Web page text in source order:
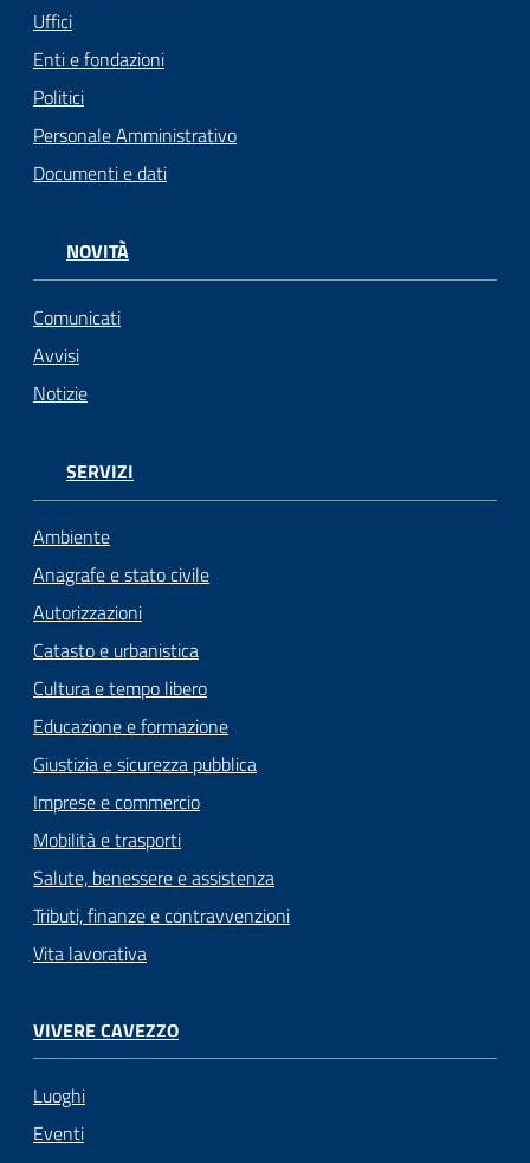
Uffici
Enti e fondazioni
Politici
Personale Amministrativo
Documenti e dati
NOVITÀ
Comunicati
Avvisi
Notizie
SERVIZI
Ambiente
Anagrafe e stato civile
Autorizzazioni
Catasto e urbanistica
Cultura e tempo libero
Educazione e formazione
Giustizia e sicurezza pubblica
Imprese e commercio
Mobilità e trasporti
Salute, benessere e assistenza
Tributi, finanze e contravvenzioni
Vita lavorativa
VIVERE CAVEZZO
Luoghi
Eventi